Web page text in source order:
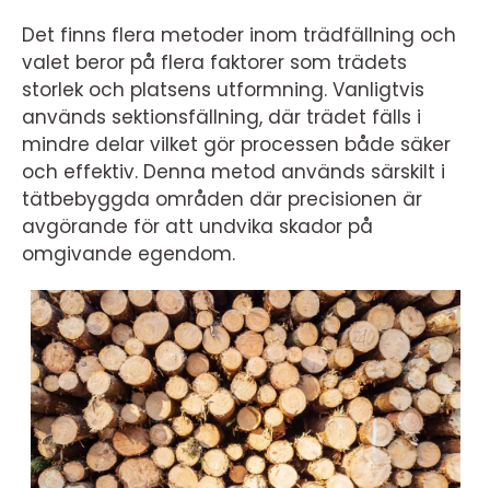
Det finns flera metoder inom trädfällning och
valet beror på flera faktorer som trädets
storlek och platsens utformning. Vanligtvis
används sektionsfällning, där trädet fälls i
mindre delar vilket gör processen både säker
och effektiv. Denna metod används särskilt i
tätbebyggda områden där precisionen är
avgörande för att undvika skador på
omgivande egendom.